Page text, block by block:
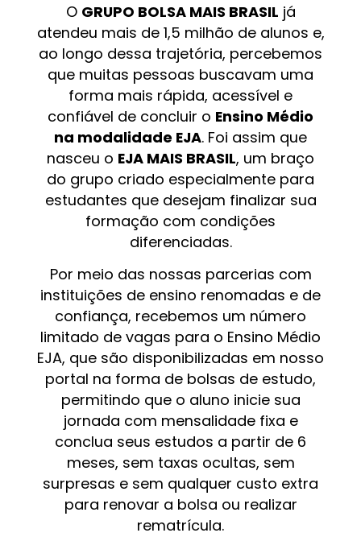
O GRUPO BOLSA MAIS BRASIL já
atendeu mais de 1,5 milhão de alunos e,
ao longo dessa trajetória, percebemos
que muitas pessoas buscavam uma
forma mais rápida, acessível e
confiável de concluir o Ensino Médio
na modalidade EJA. Foi assim que
nasceu o EJA MAIS BRASIL, um braço
do grupo criado especialmente para
estudantes que desejam finalizar sua
formação com condições
diferenciadas.
Por meio das nossas parcerias com
instituições de ensino renomadas e de
confiança, recebemos um número
limitado de vagas para o Ensino Médio
EJA, que são disponibilizadas em nosso
portal na forma de bolsas de estudo,
permitindo que o aluno inicie sua
jornada com mensalidade fixa e
conclua seus estudos a partir de 6
meses, sem taxas ocultas, sem
surpresas e sem qualquer custo extra
para renovar a bolsa ou realizar
rematrícula.